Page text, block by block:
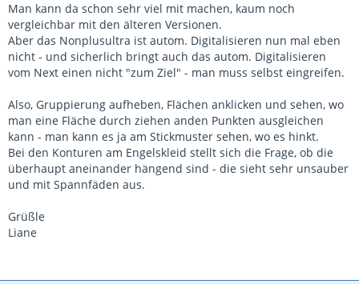
Man kann da schon sehr viel mit machen, kaum noch
vergleichbar mit den älteren Versionen.
Aber das Nonplusultra ist autom. Digitalisieren nun mal eben
nicht - und sicherlich bringt auch das autom. Digitalisieren
vom Next einen nicht "zum Ziel" - man muss selbst eingreifen.
Also, Gruppierung aufheben, Flächen anklicken und sehen, wo
man eine Fläche durch ziehen anden Punkten ausgleichen
kann - man kann es ja am Stickmuster sehen, wo es hinkt.
Bei den Konturen am Engelskleid stellt sich die Frage, ob die
überhaupt aneinander hängend sind - die sieht sehr unsauber
und mit Spannfäden aus.
Grüßle
Liane